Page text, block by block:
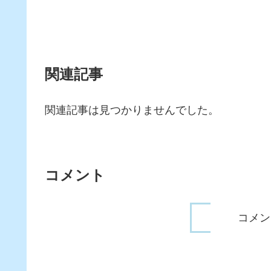
関連記事
関連記事は見つかりませんでした。
コメント
コメ